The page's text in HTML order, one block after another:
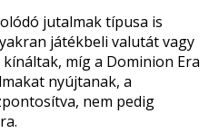
jutalmak típusa is
játékbeli valutát vagy
míg a Dominion Era
nyújtanak, a
nem pedig